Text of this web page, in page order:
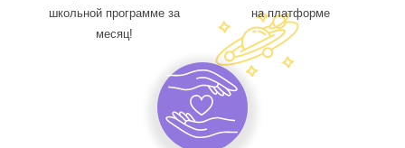
школьной программе за
месяц!
на платформе